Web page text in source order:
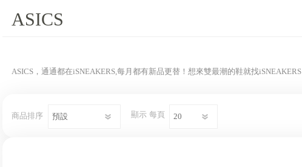
ASICS
ASICS，通通都在iSNEAKERS,每月都有新品更替！想來雙最潮的鞋就找iSNEAKERS
商品排序 顯示 每頁